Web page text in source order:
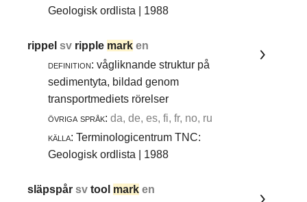
Geologisk ordlista | 1988
rippelsv ripple mark en
definition: vågliknande struktur på
sedimentyta, bildad genom
transportmediets rörelser
övriga språk: da, de, es, fi, fr, no, ru
källa: Terminologicentrum TNC:
Geologisk ordlista | 1988
släpspårsvtool mark en